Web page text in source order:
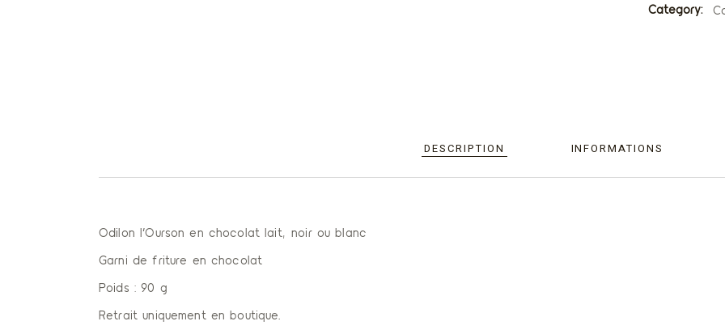
Category:
DESCRIPTION INFORMATIONS
Odilon l’Ourson en chocolat lait, noir ou blanc
Garni de friture en chocolat
Poids : 90 g
Retrait uniquement en boutique.